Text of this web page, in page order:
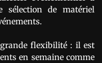
sélection de matériel
flexibilité : il est
en semaine comme